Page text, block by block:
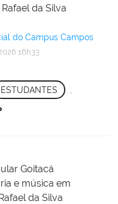
da Silva
do Campus Campos
16h33
ESTUDANTES
Goitacá
e música em
da Silva